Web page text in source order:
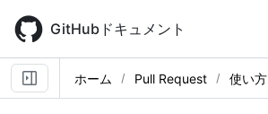
main
content
GitHubドキュメント
ホーム Pull Request 使い方